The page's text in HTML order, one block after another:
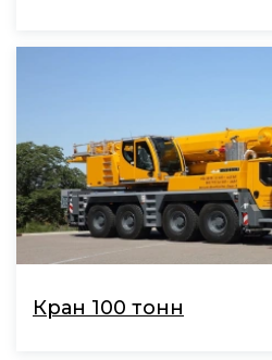
Кран 100 тонн